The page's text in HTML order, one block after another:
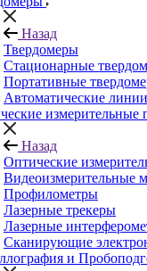
Назад
Твердомеры
Стационарные
Портативные
Автоматические
измерительные
Назад
Оптические
Видеоизмерительные
Профилометры
Лазерные трекеры
Лазерные
Сканирующие
и